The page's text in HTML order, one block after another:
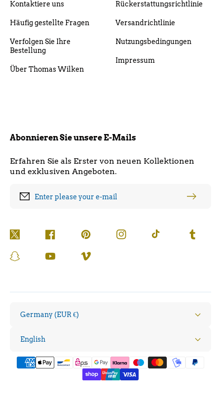
Kontaktiere uns
Häufig gestellte Fragen
Verfolgen Sie Ihre
Bestellung
Über Thomas Wilken
Rückerstattungsrichtlinie
Versandrichtlinie
Nutzungsbedingungen
Impressum
Abonnieren Sie unsere E-Mails
Erfahren Sie als Erster von neuen Kollektionen
und exklusiven Angeboten.
Enter please your e-mail
Twitter Facebook Pinterest Instagram TikTok Tumblr
Snapchat YouTube Vimeo
Germany (EUR €)
English
Payment
methods